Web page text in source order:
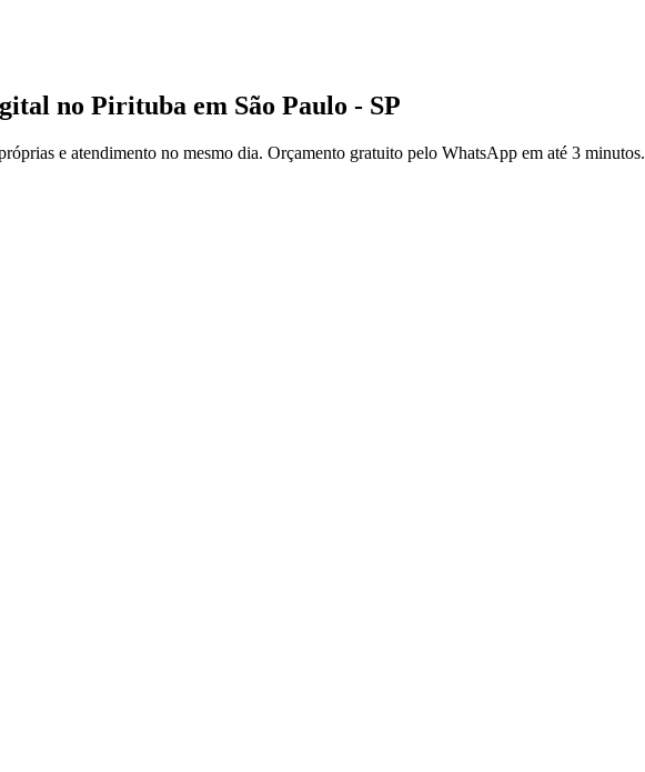
no Pirituba em São Paulo - SP
e atendimento no mesmo dia. Orçamento gratuito pelo WhatsApp em até 3 minutos.